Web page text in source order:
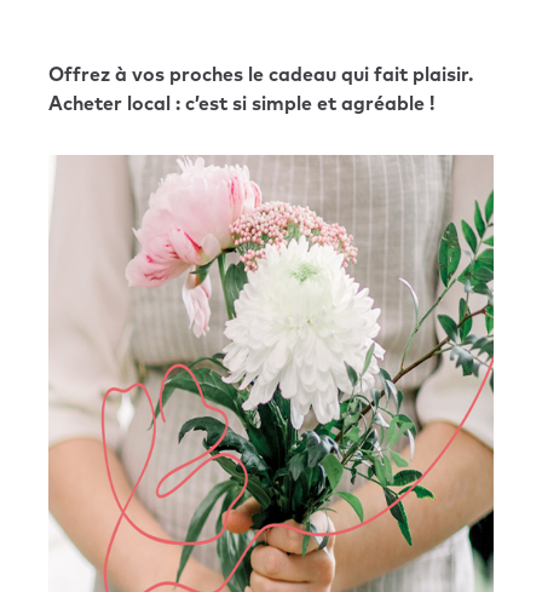
Offrez à vos proches le cadeau qui fait plaisir.
Acheter local : c’est si simple et agréable !